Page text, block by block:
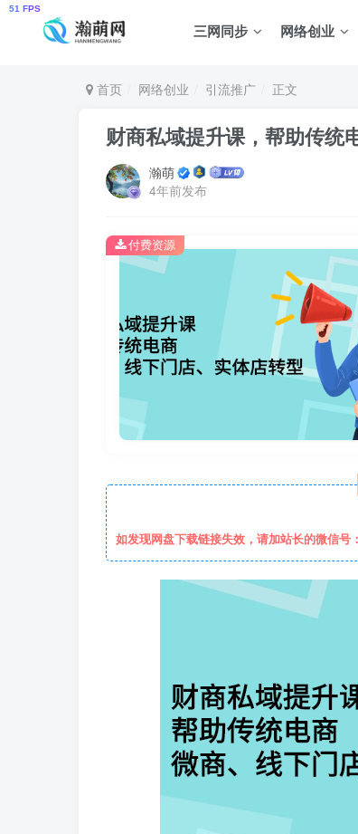
三网同步 网络创业
首页 网络创业 引流推广 正文
财商私域提升课，帮助传统
瀚萌
4年前发布
付费资源
如发现网盘下载链接失效，请加站长的微信